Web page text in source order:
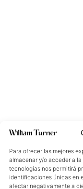
Para ofrecer las mejores
almacenar y/o acceder a
tecnologías nos permitirá
identificaciones únicas en
afectar negativamente a